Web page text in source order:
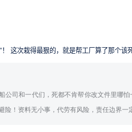
这次栽得最狠的，就是帮工厂算了那个
公司和一代们，死都不肯帮你改文件里哪
险！资料无小事，代劳有风险，责任边界一